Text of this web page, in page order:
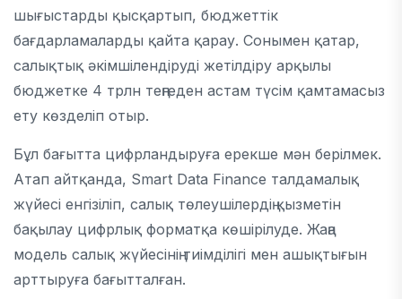
шығыстарды қысқартып, бюджеттік
бағдарламаларды қайта қарау. Сонымен қатар,
салықтық әкімшілендіруді жетілдіру арқылы
бюджетке 4 трлн теңгеден астам түсім қамтамасыз
ету көзделіп отыр.
Бұл бағытта цифрландыруға ерекше мән берілмек.
Атап айтқанда, Smart Data Finance талдамалық
жүйесі енгізіліп, салық төлеушілердің қызметін
бақылау цифрлық форматқа көшірілуде. Жаңа
модель салық жүйесінің тиімділігі мен ашықтығын
арттыруға бағытталған.